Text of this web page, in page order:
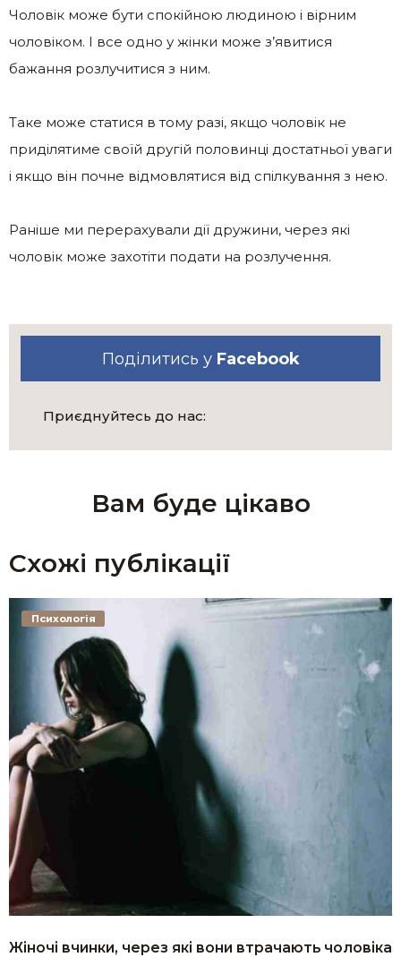
Чоловік може бути спокійною людиною і вірним
чоловіком. І все одно у жінки може з’явитися
бажання розлучитися з ним.
Таке може статися в тому разі, якщо чоловік не
приділятиме своїй другій половинці достатньої уваги
і якщо він почне відмовлятися від спілкування з нею.
Раніше ми перерахували дії дружини, через які
чоловік може захотіти подати на розлучення.
Поділитись у Facebook
Приєднуйтесь до нас:
Вам буде цікаво
Схожі публікації
Жіночі вчинки, через які вони втрачають чоловіка
Психологія